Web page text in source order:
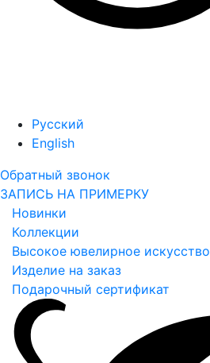
Русский
English
Обратный звонок
ЗАПИСЬ НА ПРИМЕРКУ
Новинки
Коллекции
Высокое ювелирное искусство
Изделие на заказ
Подарочный сертификат